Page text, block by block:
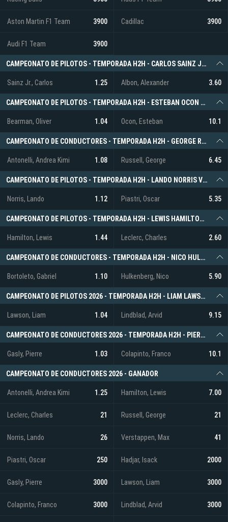
Aston Martin F1 Team 3900 Cadillac 3900
Audi F1 Team 3900
CAMPEONATO DE PILOTOS - TEMPORADA H2H - CARLOS SAINZ JR. VS. ALEXANDER ALBON
Sainz Jr., Carlos 1.25 Albon, Alexander 3.60
CAMPEONATO DE PILOTOS - TEMPORADA H2H - ESTEBAN OCON VS. OLIVER BEARMAN
Bearman, Oliver 1.04 Ocon, Esteban 10.1
CAMPEONATO DE CONDUCTORES - TEMPORADA H2H - GEORGE RUSSELL VS. ANDREA KIMI ANTONELLI
Antonelli, Andrea Kimi 1.08 Russell, George 6.45
CAMPEONATO DE PILOTOS - TEMPORADA H2H - LANDO NORRIS VS. OSCAR PIASTRI
Norris, Lando 1.12 Piastri, Oscar 5.35
CAMPEONATO DE PILOTOS - TEMPORADA H2H - LEWIS HAMILTON VS. CHARLES LECLERC
Hamilton, Lewis 1.44 Leclerc, Charles 2.60
CAMPEONATO DE CONDUCTORES - TEMPORADA H2H - NICO HULKENBERG VS. GABRIEL BORTOLETO
Bortoleto, Gabriel 1.10 Hulkenberg, Nico 5.90
CAMPEONATO DE PILOTOS 2026 - TEMPORADA H2H - LIAM LAWSON VS. ARVID LINDBLAD
Lawson, Liam 1.04 Lindblad, Arvid 9.15
CAMPEONATO DE CONDUCTORES 2026 - TEMPORADA H2H - PIERRE GASLY VS. FRANCO COLAPINTO
Gasly, Pierre 1.03 Colapinto, Franco 10.1
CAMPEONATO DE CONDUCTORES 2026 - GANADOR
Antonelli, Andrea Kimi 1.25 Hamilton, Lewis 7.00
Leclerc, Charles 21 Russell, George 21
Norris, Lando 26 Verstappen, Max 41
Piastri, Oscar 250 Hadjar, Isack 2000
Gasly, Pierre 3000 Lawson, Liam 3000
Colapinto, Franco 3000 Lindblad, Arvid 3000